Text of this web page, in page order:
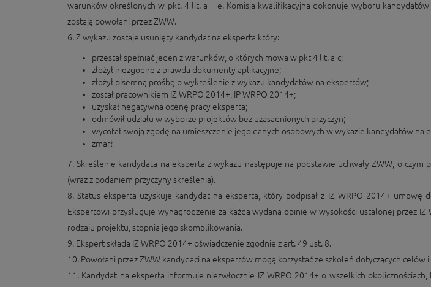
warunków określonych w pkt. 4 lit. a – e. Komisja kwalifikacyjna dokonuje wyboru
zostają powołani przez ZWW.
6. Z wykazu zostaje usunięty kandydat na eksperta który:
przestał spełniać jeden z warunków, o których mowa w pkt 4 lit. a-c;
złożył niezgodne z prawda dokumenty aplikacyjne;
złożył pisemną prośbę o wykreślenie z wykazu kandydatów na ekspertów;
został pracownikiem IZ WRPO 2014+, IP WRPO 2014+;
uzyskał negatywna ocenę pracy eksperta;
odmówił udziału w wyborze projektów bez uzasadnionych przyczyn;
wycofał swoją zgodę na umieszczenie jego danych osobowych w wykazie kandydatów na
zmarł
7. Skreślenie kandydata na eksperta z wykazu następuje na podstawie uchwały ZWW, o czym
(wraz z podaniem przyczyny skreślenia).
8. Status eksperta uzyskuje kandydat na eksperta, który podpisał z IZ WRPO 2014+ umowę
Ekspertowi przysługuje wynagrodzenie za każdą wydaną opinię w wysokości ustalonej przez
rodzaju projektu, stopnia jego skomplikowania.
9. Ekspert składa IZ WRPO 2014+ oświadczenie zgodnie z art. 49 ust. 8.
10. Powołani przez ZWW kandydaci na ekspertów mogą korzystać ze szkoleń dotyczących celów
11. Kandydat na eksperta informuje niezwłocznie IZ WRPO 2014+ o wszelkich